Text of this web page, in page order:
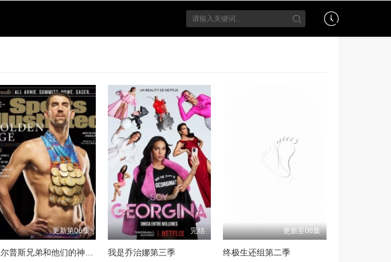
更新第06集
菲尔普斯兄弟和他们的神奇朋友第一季
完结
我是乔治娜第三季
更新至08集
终极生还组第二季